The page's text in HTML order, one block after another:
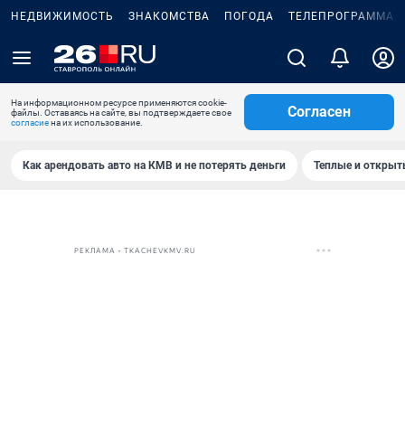
НЕДВИЖИМОСТЬ ЗНАКОМСТВА ПОГОДА ТЕЛЕПРОГРАММА
На информационном ресурсе применяются cookie-
файлы. Оставаясь на сайте, вы подтверждаете свое
согласиена их использование.
Согласен
Как арендовать авто на КМВ и не потерять деньги Теплые и
РЕКЛАМА • TKACHEVKMV.RU